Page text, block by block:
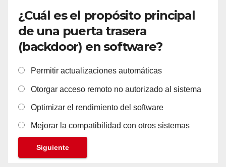
¿Cuál es el propósito principal
de una puerta trasera
(backdoor) en software?
Permitir actualizaciones automáticas
Otorgar acceso remoto no autorizado al sistema
Optimizar el rendimiento del software
Mejorar la compatibilidad con otros sistemas
Siguiente